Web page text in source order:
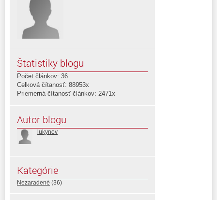
Štatistiky blogu
Počet článkov: 36
Celková čítanosť: 88953x
Priemerná čítanosť článkov: 2471x
Autor blogu
lukynov
Kategórie
Nezaradené (36)